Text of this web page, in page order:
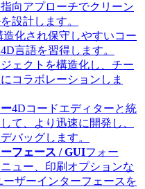
向アプローチでクリーン
設計します。
造化され保守しやすいコー
言語を習得します。
ェクトを構造化し、チー
コラボレーションしま
4Dコードエディターと統
て、より迅速に開発し、
バッグします。
フェース / GUIフォー
ュー、印刷オプションな
ーザーインターフェースを